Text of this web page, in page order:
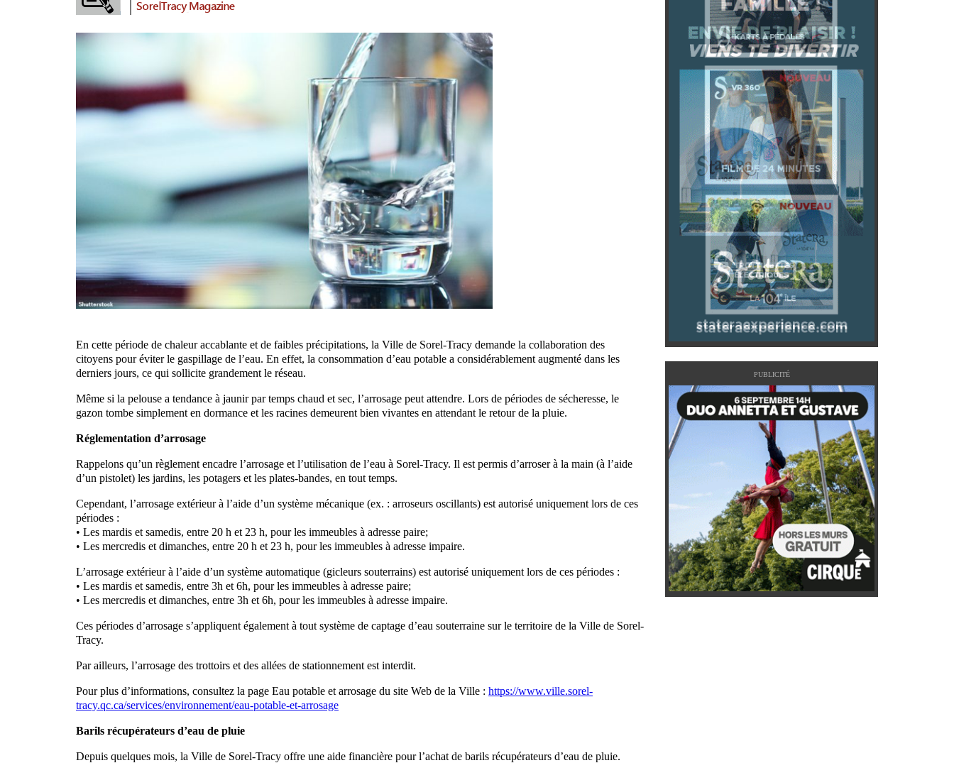
En cette période de chaleur accablante et de faibles précipitations, la Ville de Sorel-Tracy demande la collaboration des
citoyens pour éviter le gaspillage de l’eau. En effet, la consommation d’eau potable a considérablement augmenté dans les
derniers jours, ce qui sollicite grandement le réseau.
Même si la pelouse a tendance à jaunir par temps chaud et sec, l’arrosage peut attendre. Lors de périodes de sécheresse, le
gazon tombe simplement en dormance et les racines demeurent bien vivantes en attendant le retour de la pluie.
Réglementation d’arrosage
Rappelons qu’un règlement encadre l’arrosage et l’utilisation de l’eau à Sorel-Tracy. Il est permis d’arroser à la main (à l’aide
d’un pistolet) les jardins, les potagers et les plates-bandes, en tout temps.
Cependant, l’arrosage extérieur à l’aide d’un système mécanique (ex. : arroseurs oscillants) est autorisé uniquement lors de ces
périodes :
• Les mardis et samedis, entre 20 h et 23 h, pour les immeubles à adresse paire;
• Les mercredis et dimanches, entre 20 h et 23 h, pour les immeubles à adresse impaire.
L’arrosage extérieur à l’aide d’un système automatique (gicleurs souterrains) est autorisé uniquement lors de ces périodes :
• Les mardis et samedis, entre 3h et 6h, pour les immeubles à adresse paire;
• Les mercredis et dimanches, entre 3h et 6h, pour les immeubles à adresse impaire.
Ces périodes d’arrosage s’appliquent également à tout système de captage d’eau souterraine sur le territoire de la Ville de Sorel-
Tracy.
Par ailleurs, l’arrosage des trottoirs et des allées de stationnement est interdit.
Pour plus d’informations, consultez la page Eau potable et arrosage du site Web de la Ville : https://www.ville.sorel-
tracy.qc.ca/services/environnement/eau-potable-et-arrosage
Barils récupérateurs d’eau de pluie
Depuis quelques mois, la Ville de Sorel-Tracy offre une aide financière pour l’achat de barils récupérateurs d’eau de pluie.
PUBLICITÉ